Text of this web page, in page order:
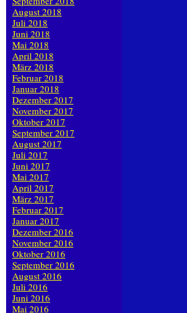
August 2018
Juli 2018
Juni 2018
Mai 2018
April 2018
März 2018
Februar 2018
Januar 2018
Dezember 2017
November 2017
Oktober 2017
September 2017
August 2017
Juli 2017
Juni 2017
Mai 2017
April 2017
März 2017
Februar 2017
Januar 2017
Dezember 2016
November 2016
Oktober 2016
September 2016
August 2016
Juli 2016
Juni 2016
Mai 2016